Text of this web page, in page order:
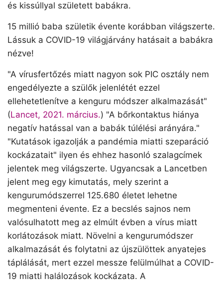
és kissúllyal született babákra.
15 millió baba születik évente korábban világszerte.
Lássuk a COVID-19 világjárvány hatásait a babákra
nézve!
"A vírusfertőzés miatt nagyon sok PIC osztály nem
engedélyezte a szülők jelenlétét ezzel
ellehetetlenítve a kenguru módszer alkalmazását"
(Lancet, 2021. március.) "A bőrkontaktus hiánya
negatív hatással van a babák túlélési arányára."
"Kutatások igazolják a pandémia miatti szeparáció
kockázatait" ilyen és ehhez hasonló szalagcímek
jelentek meg világszerte. Ugyancsak a Lancetben
jelent meg egy kimutatás, mely szerint a
kengurumódszerrel 125.680 életet lehetne
megmenteni évente. Ez a becslés sajnos nem
valósulhatott meg az elmúlt évben a vírus miatt
korlátozások miatt. Növelni a kengurumódszer
alkalmazását és folytatni az újszülöttek anyatejes
táplálását, mert ezzel messze felülmúlhat a COVID-
19 miatti halálozások kockázata. A